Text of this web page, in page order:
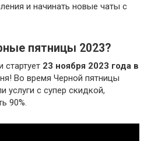
и начинать новые чаты с
пятницы 2023?
стартует 23 ноября 2023 года в
Во время Черной пятницы
услуги с супер скидкой,
90%.